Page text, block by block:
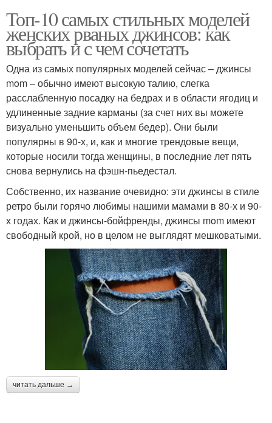
Топ-10 самых стильных моделей
женских рваных джинсов: как
выбрать и с чем сочетать
Одна из самых популярных моделей сейчас – джинсы
mom – обычно имеют высокую талию, слегка
расслабленную посадку на бедрах и в области ягодиц и
удлиненные задние карманы (за счет них вы можете
визуально уменьшить объем бедер). Они были
популярны в 90-х, и, как и многие трендовые вещи,
которые носили тогда женщины, в последние лет пять
снова вернулись на фэшн-пьедестал.
Собственно, их название очевидно: эти джинсы в стиле
ретро были горячо любимы нашими мамами в 80-х и 90-
х годах. Как и джинсы-бойфренды, джинсы mom имеют
свободный крой, но в целом не выглядят мешковатыми.
читать дальше →